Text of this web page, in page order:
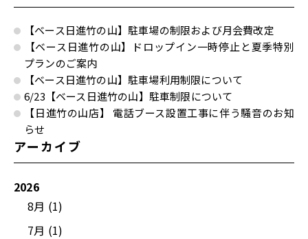
【ベース日進竹の山】駐車場の制限および月会費改定
【ベース日進竹の山】ドロップイン一時停止と夏季特別
プランのご案内
【ベース日進竹の山】駐車場利用制限について
6/23【ベース日進竹の山】駐車制限について
【日進竹の山店】 電話ブース設置工事に伴う騒音のお知
らせ
アーカイブ
2026
8月 (1)
7月 (1)